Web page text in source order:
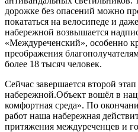
дорожке без опасений можно
покататься на велосипеде и
набережной возвышается
«Междуреченский», особенно
преображения
более 18 тысяч человек.
Сейчас завершается второй этап
набережной.Объект вошёл в
комфортная среда». По
работ наша набережная
притяжения междуреченцев и